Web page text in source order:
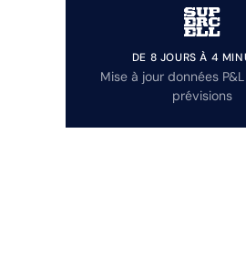
DE 8 JOURS À 4
Mise à jour données
prévisions